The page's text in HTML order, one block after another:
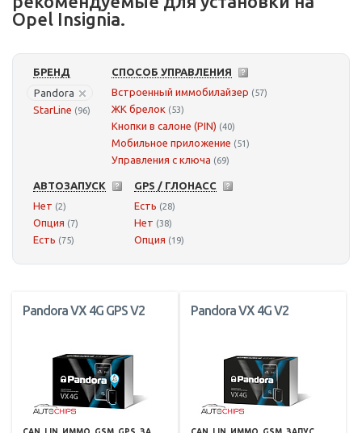
Opel Insignia.
БРЕНД
Pandora
StarLine (96)
СПОСОБ УПРАВЛЕНИЯ
Встроенный иммобилайзер (57)
ЖК брелок (53)
Кнопки в салоне (PIN) (40)
Мобильное приложение (51)
Управления с ключа (69)
АВТОЗАПУСК
Нет (2)
Опция (7)
Есть (75)
GPS / ГЛОНАСС
Есть (28)
Нет (38)
Опция (19)
Pandora VX 4G GPS V2 Pandora VX 4G V2